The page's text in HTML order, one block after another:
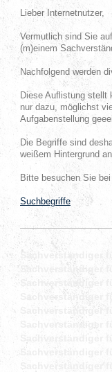
Lieber Internetnutzer,
Vermutlich sind Sie
(m)einem
Nachfolgend werden
Diese Auflistung stellt
nur dazu, möglichst
Aufgabenstellung
Die Begriffe sind
weißem Hintergrund
Bitte besuchen Sie
Suchbegriffe
Sachverständiger
Sachverständiger
Sachverständiger
Sachverständiger
Sachverständiger
Sachverständiger
Sachverständiger
Sachverständiger
Sachverständiger